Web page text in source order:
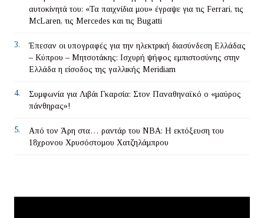
αυτοκίνητά του: «Τα παιχνίδια μου» έγραψε για τις Ferrari, τις
McLaren, τις Mercedes και τις Bugatti
3.
Έπεσαν οι υπογραφές για την ηλεκτρική διασύνδεση Ελλάδας
– Κύπρου – Μητσοτάκης: Ισχυρή ψήφος εμπιστοσύνης στην
Ελλάδα η είσοδος της γαλλικής Meridiam
4.
Συμφωνία για Λιβάι Γκαρσία: Στον Παναθηναϊκό ο «μαύρος
πάνθηρας»!
5.
Από τον Άρη στα… ραντάρ του ΝΒΑ: Η εκτόξευση του
18χρονου Χρυσόστομου Χατζηλάμπρου